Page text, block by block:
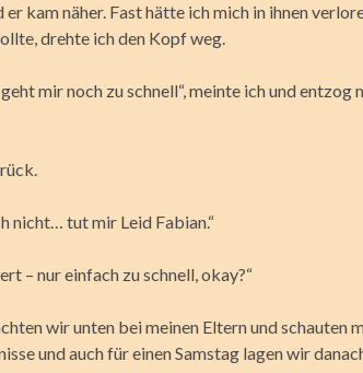
kam näher. Fast hätte ich mich in ihnen
drehte ich den Kopf weg.
mir noch zu schnell“, meinte ich und entzog
nicht… tut mir Leid Fabian.“
– nur einfach zu schnell, okay?“
wir unten bei meinen Eltern und schauten
und auch für einen Samstag lagen wir